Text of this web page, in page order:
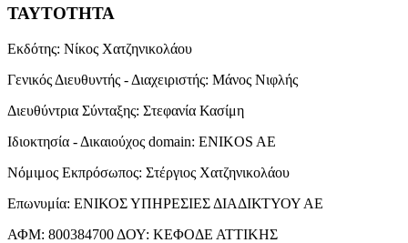
ΤΑΥΤΟΤΗΤΑ
Εκδότης: Νίκος Χατζηνικολάου
Γενικός Διευθυντής - Διαχειριστής: Μάνος Νιφλής
Διευθύντρια Σύνταξης: Στεφανία Κασίμη
Ιδιοκτησία - Δικαιούχος domain: ENIKOS AE
Νόμιμος Εκπρόσωπος: Στέργιος Χατζηνικολάου
Επωνυμία: ΕΝΙΚΟΣ ΥΠΗΡΕΣΙΕΣ ΔΙΑΔΙΚΤΥΟΥ ΑΕ
ΑΦΜ: 800384700 ΔΟΥ: ΚΕΦΟΔΕ ΑΤΤΙΚΗΣ